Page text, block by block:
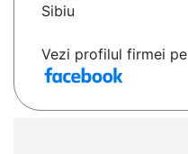
Sibiu
Vezi profilul firmei pe